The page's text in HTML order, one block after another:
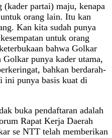
(kader partai) maju, kenapa
orang lain. Itu kan
Kan kita sudah punya
untuk orang
bahwa Golkar
punya kader utama,
bahkan berdarah-
ini punya basis kuat di
buka pendaftaran adalah
Rapat Kerja Daerah
se NTT telah memberikan